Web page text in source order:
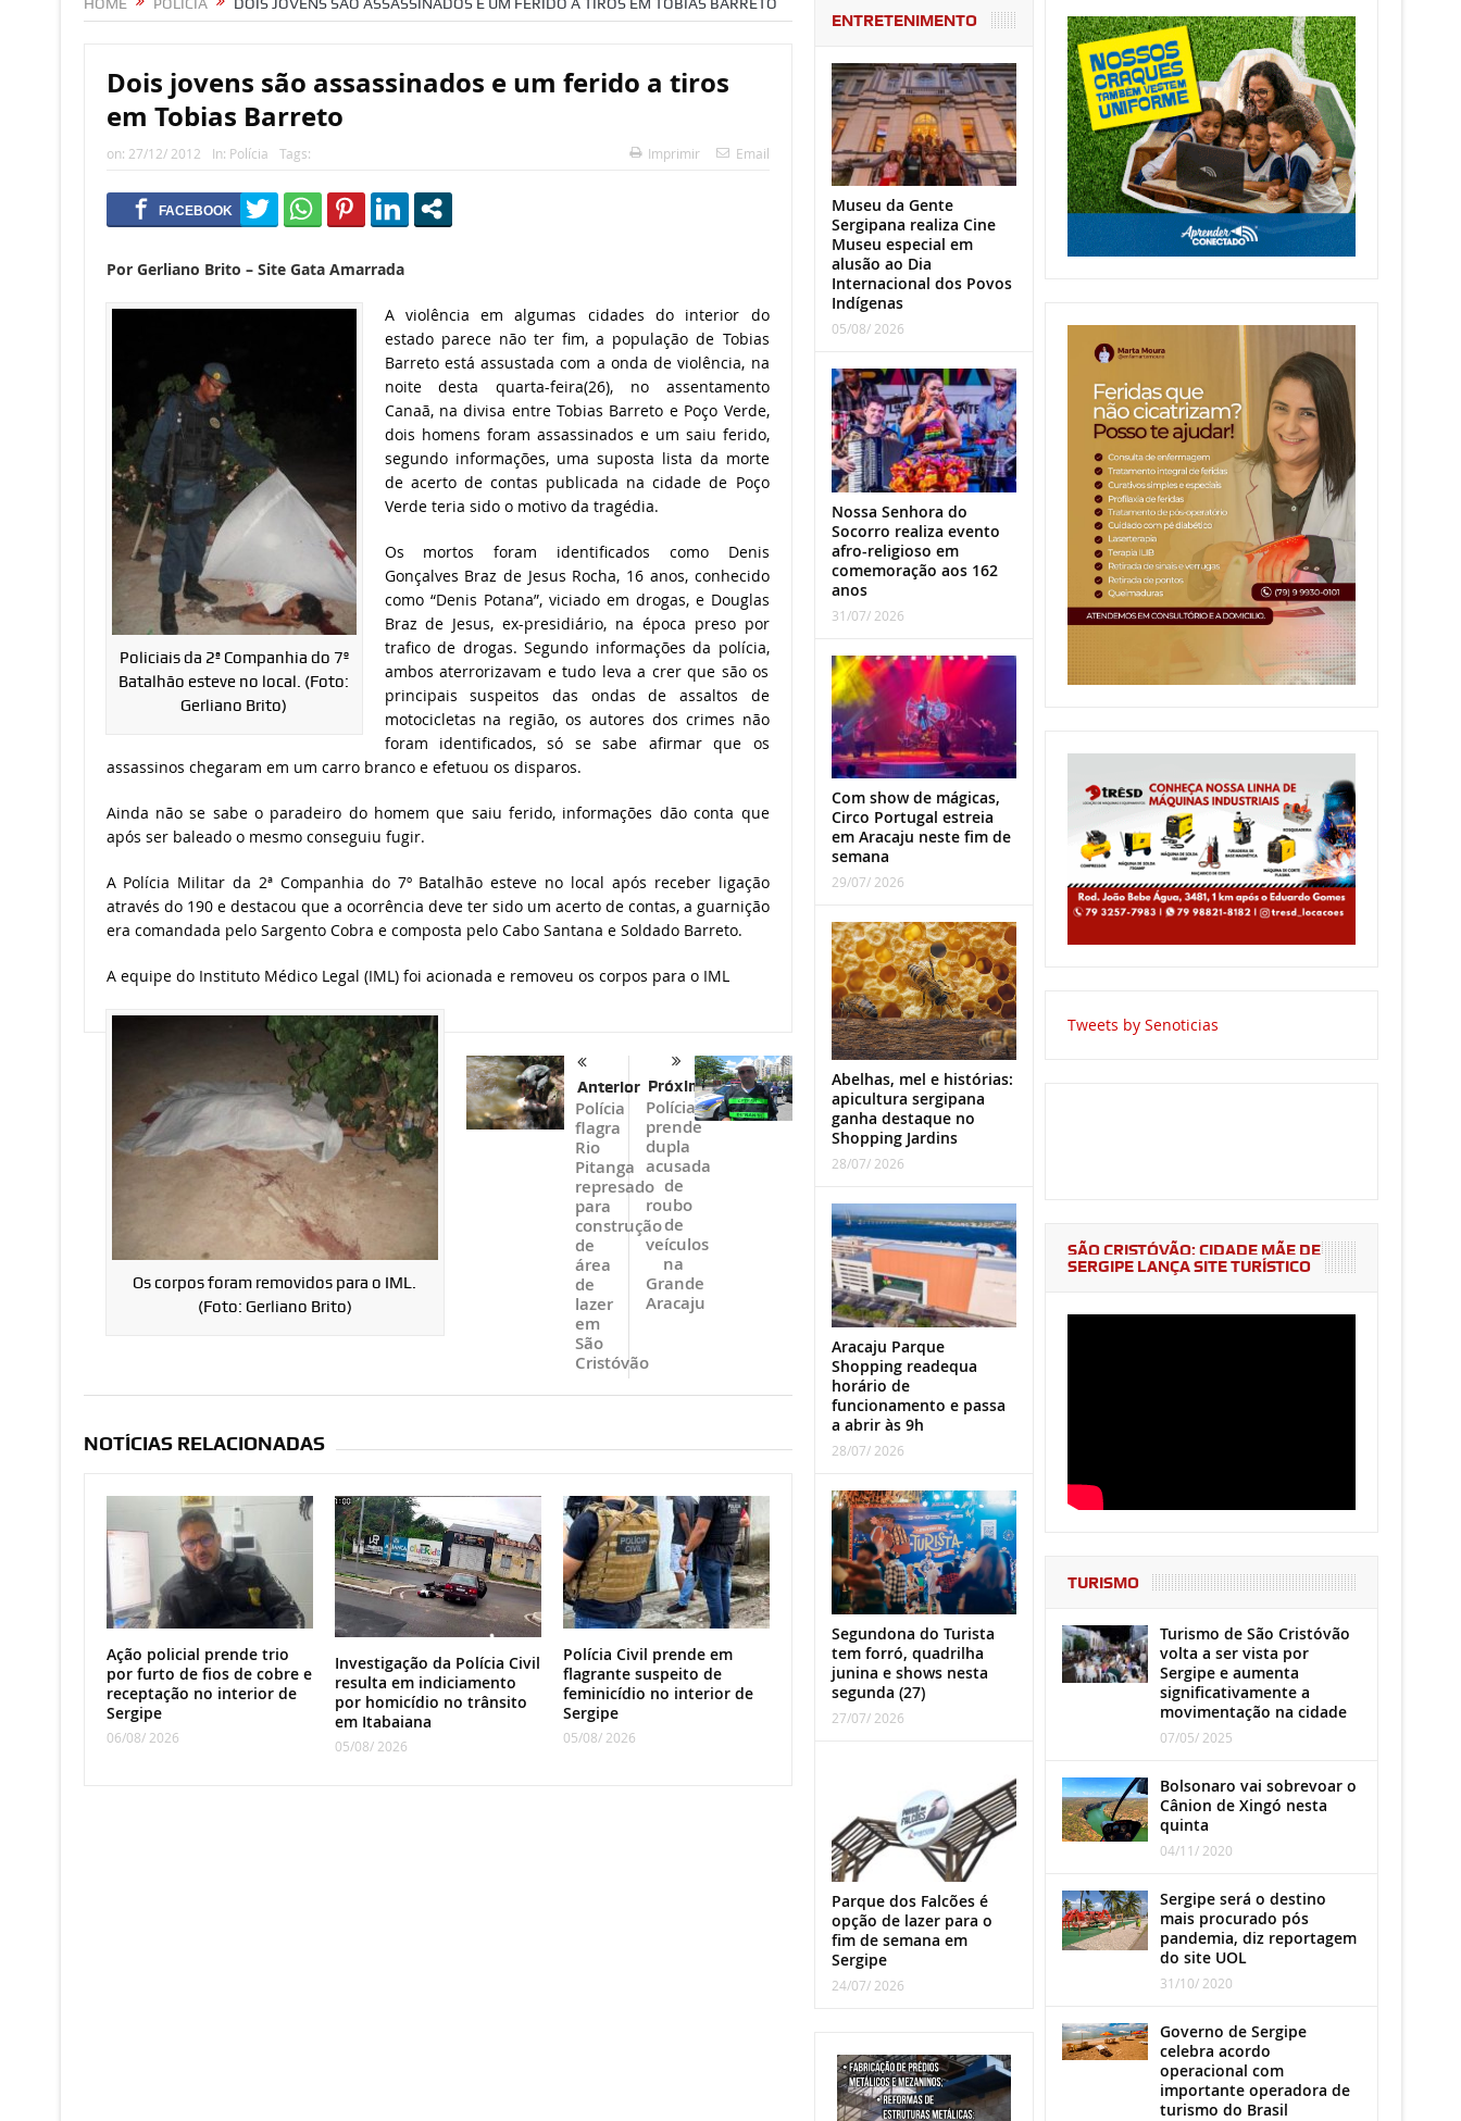
Dois jovens são assassinados e um ferido a tiros
em Tobias Barreto
on: 27/12/ 2012 In: Polícia Tags: Imprimir Email
Por Gerliano Brito – Site Gata Amarrada
Policiais da 2ª Companhia do 7º
Batalhão esteve no local. (Foto:
Gerliano Brito)
A violência em algumas cidades do interior do
estado parece não ter fim, a população de Tobias
Barreto está assustada com a onda de violência, na
noite desta quarta-feira(26), no assentamento
Canaã, na divisa entre Tobias Barreto e Poço Verde,
dois homens foram assassinados e um saiu ferido,
segundo informações, uma suposta lista da morte
de acerto de contas publicada na cidade de Poço
Verde teria sido o motivo da tragédia.
Os mortos foram identificados como Denis
Gonçalves Braz de Jesus Rocha, 16 anos, conhecido
como “Denis Potana”, viciado em drogas, e Douglas
Braz de Jesus, ex-presidiário, na época preso por
trafico de drogas. Segundo informações da polícia,
ambos aterrorizavam e tudo leva a crer que são os
principais suspeitos das ondas de assaltos de
motocicletas na região, os autores dos crimes não
foram identificados, só se sabe afirmar que os
assassinos chegaram em um carro branco e efetuou os disparos.
Ainda não se sabe o paradeiro do homem que saiu ferido, informações dão conta que
após ser baleado o mesmo conseguiu fugir.
A Polícia Militar da 2ª Companhia do 7º Batalhão esteve no local após receber ligação
através do 190 e destacou que a ocorrência deve ter sido um acerto de contas, a guarnição
era comandada pelo Sargento Cobra e composta pelo Cabo Santana e Soldado Barreto.
A equipe do Instituto Médico Legal (IML) foi acionada e removeu os corpos para o IML
Os corpos foram removidos para o IML.
(Foto: Gerliano Brito)
Anterior
Polícia
flagra
Rio
Pitanga
represado
para
construção
de
área
de
lazer
em
São
Cristóvão
Próximo
Polícia
prende
dupla
acusada
de
roubo
de
veículos
na
Grande
Aracaju
NOTÍCIAS RELACIONADAS
Ação policial prende trio
por furto de fios de cobre e
receptação no interior de
Sergipe
06/08/ 2026
Investigação da Polícia Civil
resulta em indiciamento
por homicídio no trânsito
em Itabaiana
05/08/ 2026
Polícia Civil prende em
flagrante suspeito de
feminicídio no interior de
Sergipe
05/08/ 2026
ENTRETENIMENTO
Museu da Gente
Sergipana realiza Cine
Museu especial em
alusão ao Dia
Internacional dos Povos
Indígenas
05/08/ 2026
Nossa Senhora do
Socorro realiza evento
afro-religioso em
comemoração aos 162
anos
31/07/ 2026
Com show de mágicas,
Circo Portugal estreia
em Aracaju neste fim de
semana
29/07/ 2026
Abelhas, mel e histórias:
apicultura sergipana
ganha destaque no
Shopping Jardins
28/07/ 2026
Aracaju Parque
Shopping readequa
horário de
funcionamento e passa
a abrir às 9h
28/07/ 2026
Segundona do Turista
tem forró, quadrilha
junina e shows nesta
segunda (27)
27/07/ 2026
Parque dos Falcões é
opção de lazer para o
fim de semana em
Sergipe
24/07/ 2026
Tweets by Senoticias
SÃO CRISTÓVÃO: CIDADE MÃE DE
SERGIPE LANÇA SITE TURÍSTICO
TURISMO
Turismo de São Cristóvão
volta a ser vista por
Sergipe e aumenta
significativamente a
movimentação na cidade
07/05/ 2025
Bolsonaro vai sobrevoar o
Cânion de Xingó nesta
quinta
04/11/ 2020
Sergipe será o destino
mais procurado pós
pandemia, diz reportagem
do site UOL
31/10/ 2020
Governo de Sergipe
celebra acordo
operacional com
importante operadora de
turismo do Brasil